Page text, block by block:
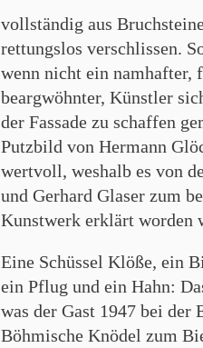
vollständig aus
rettungslos verschlissen.
wenn nicht ein namhafter,
beargwöhnter, Künstler
der Fassade zu schaffen
Putzbild von Hermann
wertvoll, weshalb es von
und Gerhard Glaser zum
Kunstwerk erklärt worden
Eine Schüssel Klöße, ein
ein Pflug und ein Hahn:
was der Gast 1947 bei der
Böhmische Knödel zum